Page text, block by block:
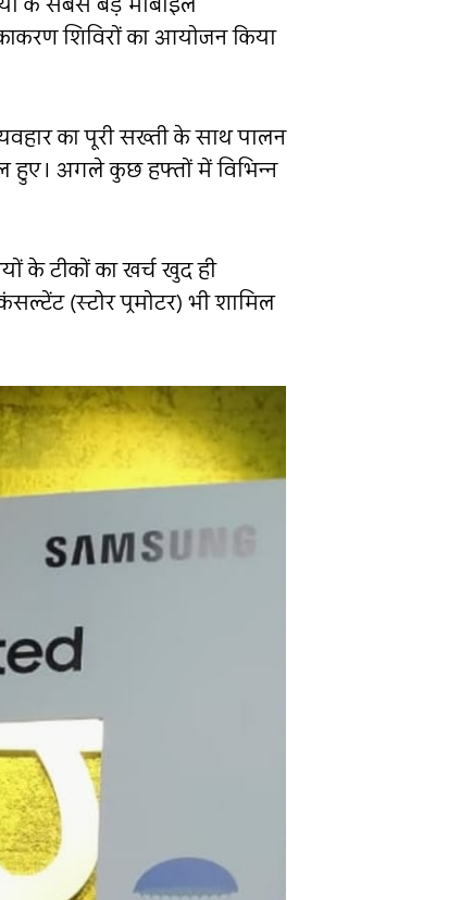
शिविरों का आयोजन किया
का पूरी सख्ती के साथ पालन
हुए। अगले कुछ हफ्तों में विभिन्न
के टीकों का खर्च खुद ही
(स्टोर प्रमोटर) भी शामिल